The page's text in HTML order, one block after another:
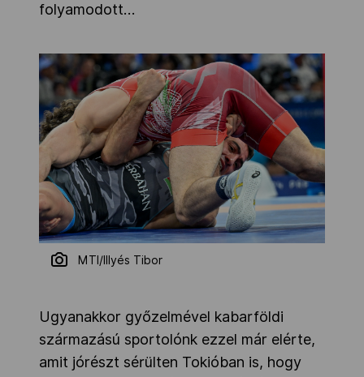
folyamodott…
MTI/Illyés Tibor
Ugyanakkor győzelmével kabarföldi
származású sportolónk ezzel már elérte,
amit jórészt sérülten Tokióban is, hogy